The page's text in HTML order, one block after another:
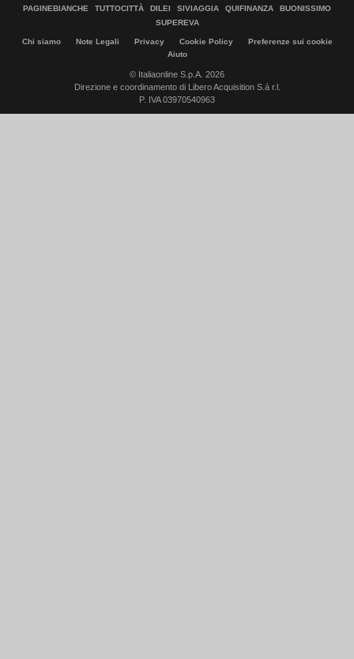
PAGINEBIANCHE
TUTTOCITTÀ DILEI SIVIAGGIA QUIFINANZA
BUONISSIMO
SUPEREVA
Chi siamo Note Legali Privacy Cookie Policy
Preferenze sui cookie
Aiuto
© Italiaonline S.p.A. 2026
Direzione e coordinamento di Libero Acquisition S.á r.l.
P. IVA 03970540963